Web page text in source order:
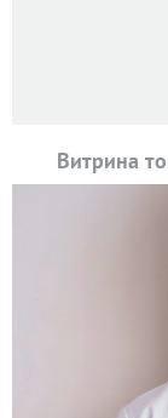
Витрина